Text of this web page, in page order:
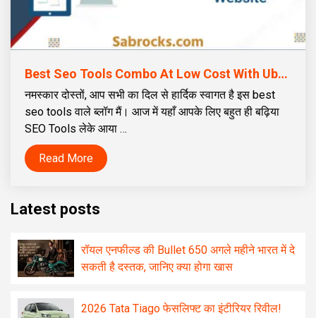
Best Seo Tools Combo At Low Cost With Ubersuggest | बेस्ट SEO टूल्स कॉम्बो Ubersuggest के साथ कम कीमत पर
नमस्कार दोस्तों, आप सभी का दिल से हार्दिक स्वागत है इस best
seo tools वाले ब्लॉग मैं। आज में यहाँ आपके लिए बहुत ही बढ़िया
SEO Tools लेके आया …
Read More
Latest posts
रॉयल एनफील्ड की Bullet 650 अगले महीने भारत में दे
सकती है दस्तक, जानिए क्या होगा खास
2026 Tata Tiago फेसलिफ्ट का इंटीरियर रिवील!